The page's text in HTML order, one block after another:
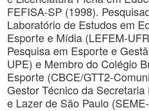
FEFISA-SP (1998).
Laboratório de Estudos em
Esporte e Mídia (LEFEM-
Pesquisa em Esporte e
UPE) e Membro do Colégio
Esporte (CBCE/GTT2-
Gestor Técnico da
e Lazer de São Paulo